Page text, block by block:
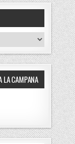
CAMPANA